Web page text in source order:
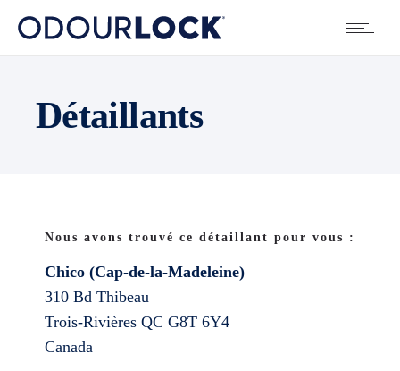
Détaillants
Nous avons trouvé ce détaillant pour vous :
Chico (Cap-de-la-Madeleine)
310 Bd Thibeau
Trois-Rivières QC G8T 6Y4
Canada